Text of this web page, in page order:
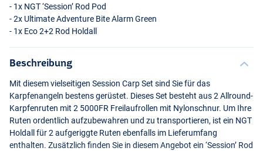
- 1x NGT‘Session’ Rod Pod
- 2x Ultimate Adventure Bite Alarm Green
- 1x Eco 2+2 Rod Holdall
Beschreibung
Mit diesem vielseitigen Session Carp Set sind Sie für das
Karpfenangeln bestens gerüstet. Dieses Set besteht aus 2 Allround-
Karpfenruten mit 2 5000FR Freilaufrollen mit Nylonschnur. Um Ihre
Ruten ordentlich aufzubewahren und zu transportieren, ist ein NGT
Holdall für 2 aufgeriggte Ruten ebenfalls im Lieferumfang
enthalten. Zusätzlich finden Sie in diesem Angebot ein ‘Session’ Rod